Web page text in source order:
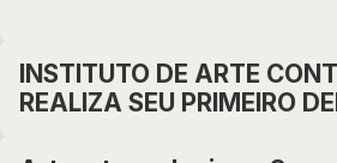
INSTITUTO DE ARTE
REALIZA SEU PRIMEIRO